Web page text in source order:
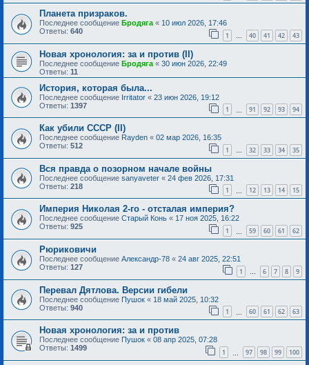
Планета призраков.
Последнее сообщение Бродяга « 10 июл 2026, 17:46
Ответы: 640 1 … 40 41 42 43
Новая хронология: за и против (II)
Последнее сообщение Бродяга « 30 июн 2026, 22:49
Ответы: 11
История, которая была...
Последнее сообщение Irritator « 23 июн 2026, 19:12
Ответы: 1397 1 91 92 93 94
Как убили СССР (II)
Последнее сообщение Rayden « 02 мар 2026, 16:35
Ответы: 512 1 … 32 33 34 35
Вся правда о позорном начале войны
Последнее сообщение sanyaveter « 24 фев 2026, 17:31
Ответы: 218 1 12 13 14 15
Империя Николая 2-го - отсталая империя?
Последнее сообщение Старый Конь « 17 ноя 2025, 16:22
Ответы: 925 1 59 60 61 62
Рюриковичи
Последнее сообщение Александр-78 « 24 авг 2025, 22:51
Ответы: 127 1 … 6 7 8 9
Перевал Дятлова. Версии гибели
Последнее сообщение Пушок « 18 май 2025, 10:32
Ответы: 940 1 60 61 62 63
Новая хронология: за и против
Последнее сообщение Пушок « 08 апр 2025, 07:28
Ответы: 1499 1 97 98 99 100